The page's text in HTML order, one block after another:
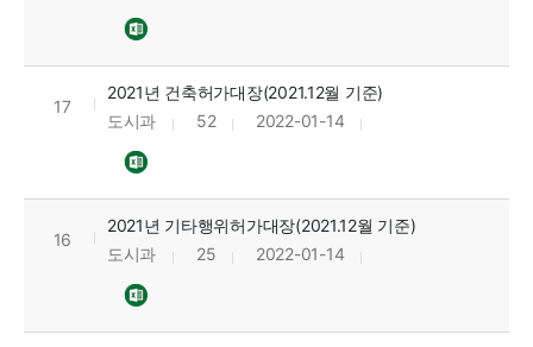
17
2021년 건축허가대장(2021.12월 기준)
도시과
52 2022-01-14
16
2021년 기타행위허가대장(2021.12월 기준)
도시과
25 2022-01-14